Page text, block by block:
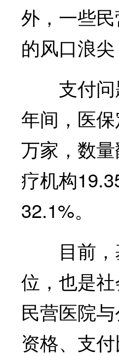
外，一些
的风口浪
支付问
年间，医
万家，数
疗机构
32.1%。
目前，
位，也是
民营医院
资格、支